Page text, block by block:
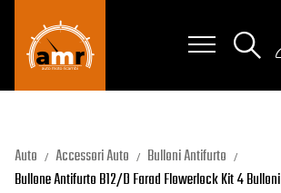
Auto Accessori Auto
Bulloni Antifurto
Bullone Antifurto B12/D Farad Flowerlock Kit 4 Bulloni